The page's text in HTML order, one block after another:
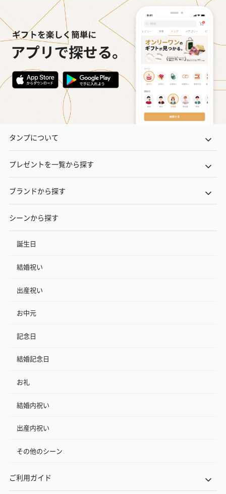
タンプについて
プレゼントを一覧から探す
ブランドから探す
シーンから探す
誕生日
結婚祝い
出産祝い
お中元
記念日
結婚記念日
お礼
結婚内祝い
出産内祝い
その他のシーン
ご利用ガイド